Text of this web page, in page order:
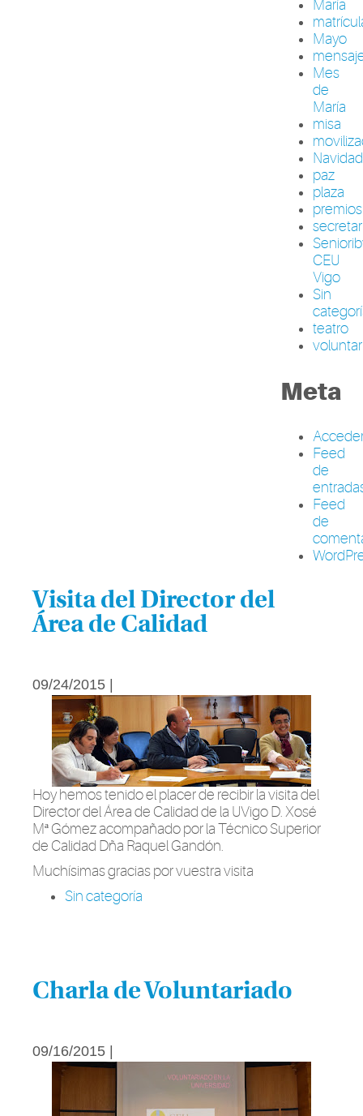
María
Mayo
Mes
de
María
misa
Navidad
paz
plaza
premios
CEU
Vigo
Sin
teatro
Meta
Feed
de
Feed
de
Visita del Director del
Área de Calidad
09/24/2015 |
Hoy hemos tenido el placer de recibir la visita del
Director del Área de Calidad de la UVigo D. Xosé
Mª Gómez acompañado por la Técnico Superior
de Calidad Dña Raquel Gandón.
Muchísimas gracias por vuestra visita
Sin categoría
Charla de Voluntariado
09/16/2015 |